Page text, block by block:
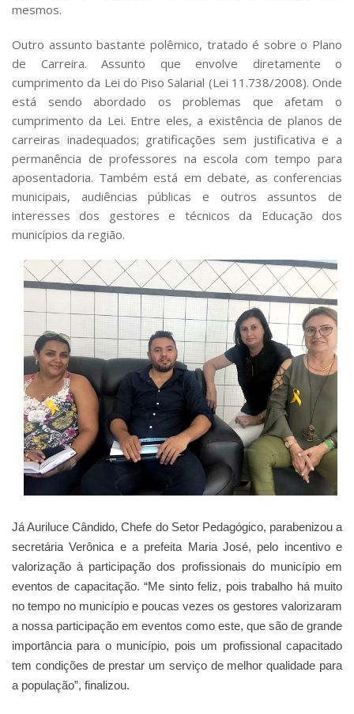
mesmos.
Outro assunto bastante polêmico, tratado é sobre o Plano
de Carreira. Assunto que envolve diretamente o
cumprimento da Lei do Piso Salarial (Lei 11.738/2008). Onde
está sendo abordado os problemas que afetam o
cumprimento da Lei. Entre eles, a existência de planos de
carreiras inadequados; gratificações sem justificativa e a
permanência de professores na escola com tempo para
aposentadoria. Também está em debate, as conferencias
municipais, audiências públicas e outros assuntos de
interesses dos gestores e técnicos da Educação dos
municípios da região.
Já Auriluce Cândido, Chefe do Setor Pedagógico, parabenizou a
secretária Verônica e a prefeita Maria José, pelo incentivo e
valorização à participação dos profissionais do município em
eventos de capacitação. “Me sinto feliz, pois trabalho há muito
no tempo no município e poucas vezes os gestores valorizaram
a nossa participação em eventos como este, que são de grande
importância para o município, pois um profissional capacitado
tem condições de prestar um serviço de melhor qualidade para
a população”, finalizou.